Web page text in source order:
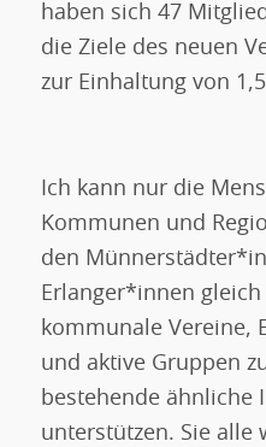
haben sich 47
die Ziele des neuen
zur Einhaltung von
Ich kann nur die
Kommunen und
den
Erlanger*innen
kommunale Vereine,
und aktive Gruppen
bestehende ähnliche
unterstützen. Sie alle